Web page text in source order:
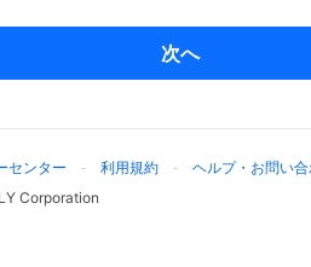
次へ
センター 利用規約
ヘルプ・お問い
Corporation